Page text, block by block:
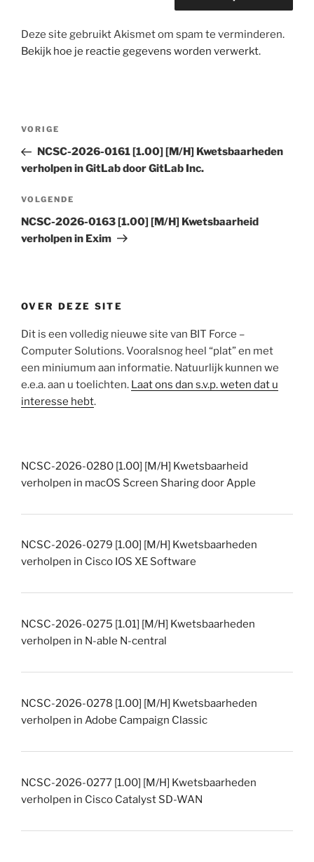
Deze site gebruikt Akismet om spam te verminderen.
Bekijk hoe je reactie gegevens worden verwerkt.
Bericht
Vorig
bericht
VORIGE
NCSC-2026-0161 [1.00] [M/H] Kwetsbaarheden
verholpen in GitLab door GitLab Inc.
Volgend
bericht
VOLGENDE
NCSC-2026-0163 [1.00] [M/H] Kwetsbaarheid
verholpen in Exim
OVER DEZE SITE
Dit is een volledig nieuwe site van BIT Force –
Computer Solutions. Vooralsnog heel “plat” en met
een miniumum aan informatie. Natuurlijk kunnen we
e.e.a. aan u toelichten. Laat ons dan s.v.p. weten dat u
interesse hebt.
NCSC-2026-0280 [1.00] [M/H] Kwetsbaarheid
verholpen in macOS Screen Sharing door Apple
NCSC-2026-0279 [1.00] [M/H] Kwetsbaarheden
verholpen in Cisco IOS XE Software
NCSC-2026-0275 [1.01] [M/H] Kwetsbaarheden
verholpen in N-able N-central
NCSC-2026-0278 [1.00] [M/H] Kwetsbaarheden
verholpen in Adobe Campaign Classic
NCSC-2026-0277 [1.00] [M/H] Kwetsbaarheden
verholpen in Cisco Catalyst SD-WAN